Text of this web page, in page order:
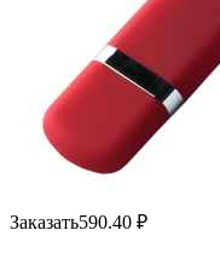
Заказать590.40 ₽